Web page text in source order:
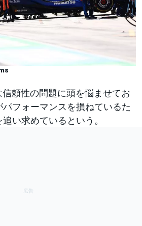
頼性の問題に頭を悩ませてお
パフォーマンスを損ねているた
い求めているという。